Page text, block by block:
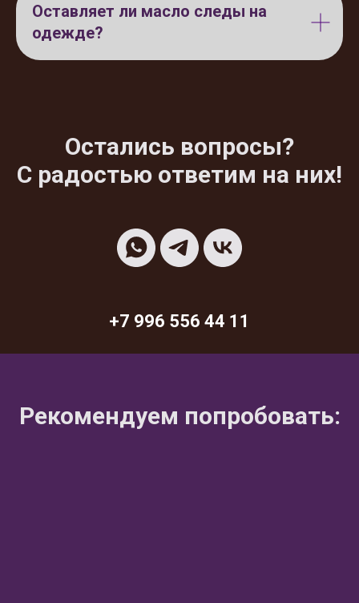
Оставляет ли масло следы на
одежде?
Остались вопросы?
С радостью ответим на них!
+7 996 556 44 11
Рекомендуем попробовать: